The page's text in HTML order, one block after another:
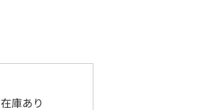
在庫あり